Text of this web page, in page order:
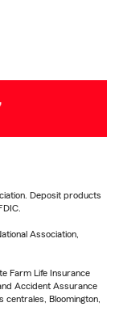
Deposit products
Association,
Farm Life Insurance
Accident Assurance
centrales, Bloomington,